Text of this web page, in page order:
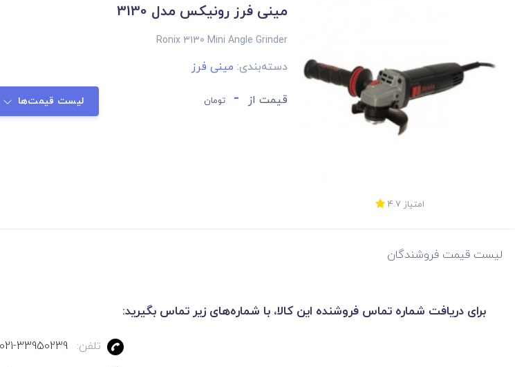
امتیاز 4.7
مینی فرز رونیکس مدل 3130
Ronix 3130 Mini Angle Grinder
دسته‌بندی: مینی فرز
قیمت از - تومان لیست قیمت‌ها
لیست قیمت فروشندگان
برای دریافت شماره تماس فروشنده این کالا، با شماره‌های زیر تماس بگیرید:
تلفن:
021-33950239